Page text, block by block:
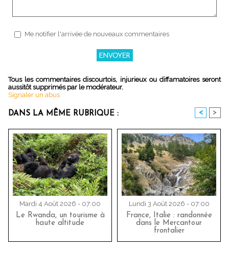
Me notifier l'arrivée de nouveaux commentaires
Tous les commentaires discourtois, injurieux ou diffamatoires seront
aussitôt supprimés par le modérateur.
Signaler un abus
DANS LA MÊME RUBRIQUE : < >
Mardi 4 Août 2026 - 07:00
Le Rwanda, un tourisme à
haute altitude
Lundi 3 Août 2026 - 07:00
France, Italie : randonnée
dans le Mercantour
frontalier